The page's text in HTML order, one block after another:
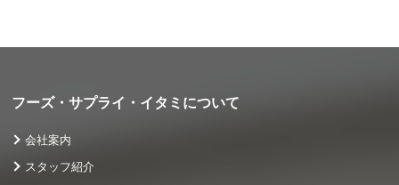
フーズ・サプライ・イタミについて
会社案内
スタッフ紹介